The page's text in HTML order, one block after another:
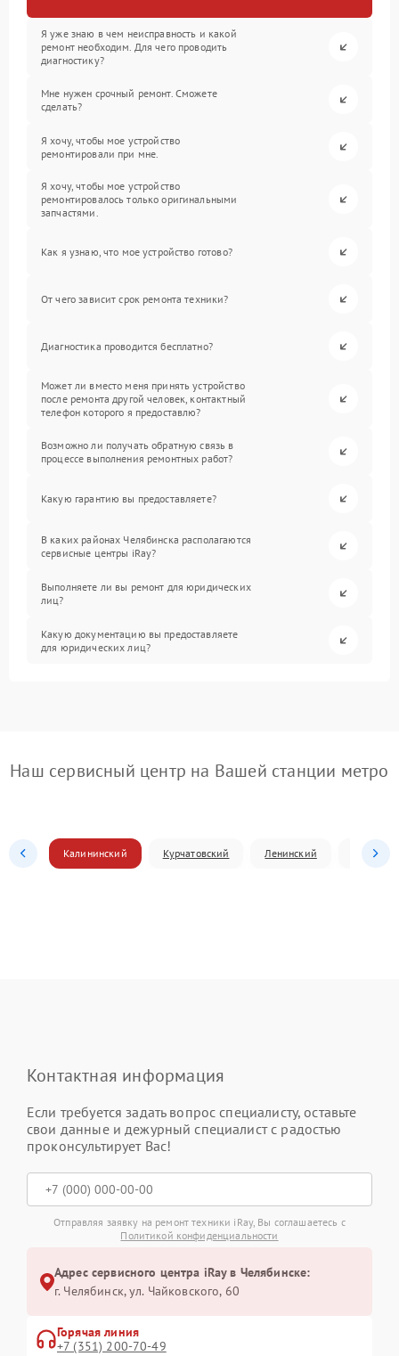
Я уже знаю в чем неисправность и какой
ремонт необходим. Для чего проводить
диагностику?
Мне нужен срочный ремонт. Сможете
сделать?
Я хочу, чтобы мое устройство
ремонтировали при мне.
Я хочу, чтобы мое устройство
ремонтировалось только оригинальными
запчастями.
Как я узнаю, что мое устройство готово?
От чего зависит срок ремонта техники?
Диагностика проводится бесплатно?
Может ли вместо меня принять устройство
после ремонта другой человек, контактный
телефон которого я предоставлю?
Возможно ли получать обратную связь в
процессе выполнения ремонтных работ?
Какую гарантию вы предоставляете?
В каких районах Челябинска располагаются
сервисные центры iRay?
Выполняете ли вы ремонт для юридических
лиц?
Какую документацию вы предоставляете
для юридических лиц?
Наш сервисный центр на Вашей станции метро
Калининский Курчатовский Ленинский
Контактная информация
Если требуется задать вопрос специалисту, оставьте
свои данные и дежурный специалист с радостью
проконсультирует Вас!
Отправляя заявку на ремонт техники iRay, Вы соглашаетесь с
Политикой конфиденциальности
Адрес сервисного центра iRay в Челябинске:
г. Челябинск, ул. Чайковского, 60
Горячая линия
+7 (351) 200-70-49